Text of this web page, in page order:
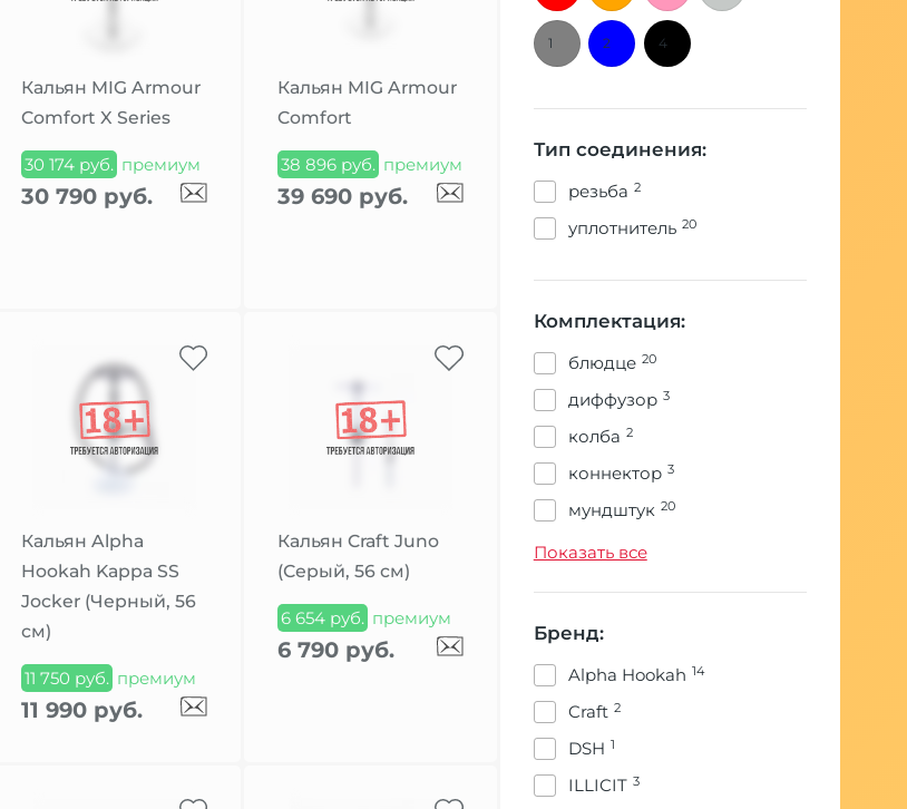
Кальян MIG Armour
Comfort X Series
30 174 руб. премиум
30 790 руб.
Кальян MIG Armour
Comfort
38 896 руб. премиум
39 690 руб.
Кальян Alpha
Hookah Kappa SS
Jocker (Черный, 56
см)
11 750 руб. премиум
11 990 руб.
Кальян Craft Juno
(Серый, 56 см)
6 654 руб. премиум
6 790 руб.
1 2 4
Тип соединения:
резьба 2
уплотнитель 20
Комплектация:
блюдце 20
диффузор 3
колба 2
коннектор 3
мундштук 20
уплотнители
Показать все
Бренд:
Alpha Hookah 14
Craft 2
DSH 1
ILLICIT 3